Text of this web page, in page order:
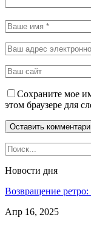
Сохраните мое
этом браузере для
Новости дня
Возвращение
Апр 16, 2025